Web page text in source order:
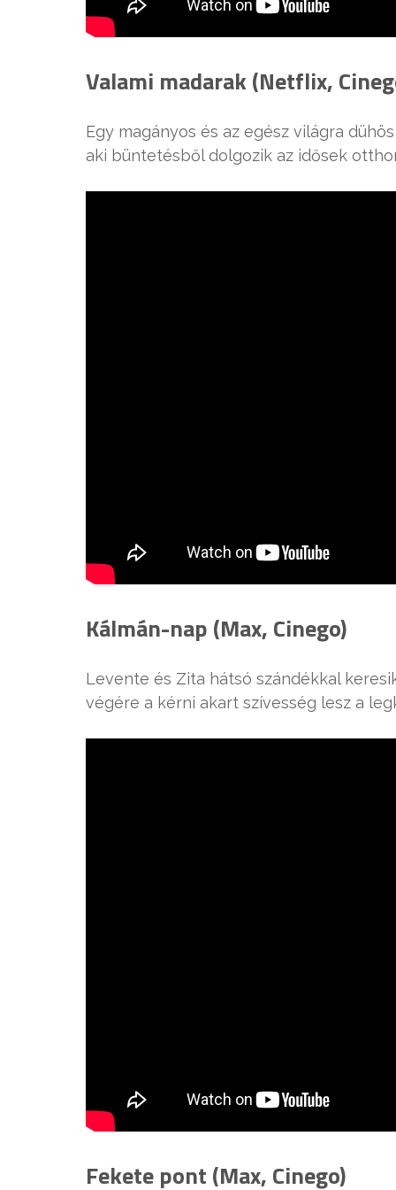
Valami madarak (Netflix,
Egy magányos és az egész világra
aki büntetésből dolgozik az idősek
Kálmán-nap (Max, Cinego)
Levente és Zita hátsó szándékkal
végére a kérni akart szívesség lesz a
Fekete pont (Max, Cinego)